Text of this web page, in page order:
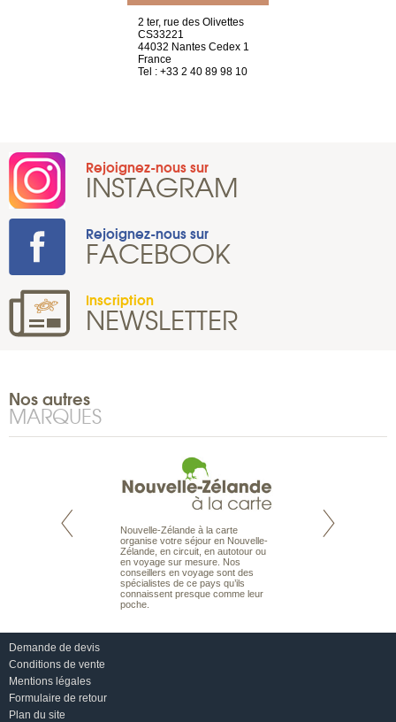
2 ter, rue des Olivettes
CS33221
44032 Nantes Cedex 1
France
Tel : +33 2 40 89 98 10
Rejoignez-nous sur
INSTAGRAM
Rejoignez-nous sur
FACEBOOK
Inscription
NEWSLETTER
Nos autres
MARQUES
est le spécialiste
Nouvelle-Zélande à la carte
organise votre séjour en Nouvelle-
Zélande, en circuit, en autotour ou
en voyage sur mesure. Nos
conseillers en voyage sont des
spécialistes de ce pays qu’ils
connaissent presque comme leur
poche.
Notre site
Demande de devis
Conditions de vente
Mentions légales
Formulaire de retour
Plan du site